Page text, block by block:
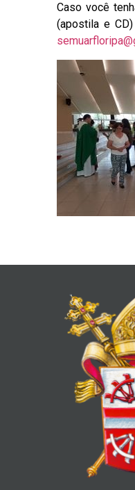
Caso você
(apostila e